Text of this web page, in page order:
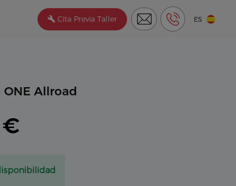
Cita Previa Taller ES
ONE Allroad
€